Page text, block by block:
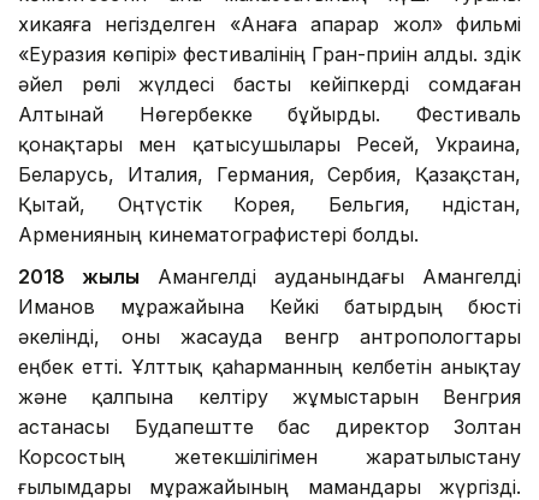
хикаяға негізделген «Анаға апарар жол» фильмі
«Еуразия көпірі» фестивалінің Гран-приін алды. Үздік
әйел рөлі жүлдесі басты кейіпкерді сомдаған
Алтынай Нөгербекке бұйырды. Фестиваль
қонақтары мен қатысушылары Ресей, Украина,
Беларусь, Италия, Германия, Сербия, Қазақстан,
Қытай, Оңтүстік Корея, Бельгия, Үндістан,
Арменияның кинематографистері болды.
2018 жылы Амангелді ауданындағы Амангелді
Иманов мұражайына Кейкі батырдың бюсті
әкелінді, оны жасауда венгр антропологтары
еңбек етті. Ұлттық қаһарманның келбетін анықтау
және қалпына келтіру жұмыстарын Венгрия
астанасы Будапештте бас директор Золтан
Корсостың жетекшілігімен жаратылыстану
ғылымдары мұражайының мамандары жүргізді.